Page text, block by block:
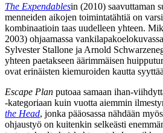
The Expendablesin (2010) saavuttaman
menneiden aikojen toimintatähtiä on
kombinaatioin taas uudelleen yhteen.
2003) ohjaamassa vankilapakoelokuvassa
Sylvester Stallone ja Arnold
yhteen paetakseen äärimmäisen
ovat erinäisten kiemuroiden kautta
Escape Plan putoaa samaan ihan-
‑kategoriaan kuin vuotta aiemmin
the Head, jonka pääosassa nähdään
ohjaustyö on kuitenkin selkeästi